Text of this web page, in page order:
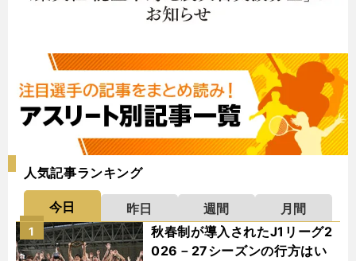
人気記事ランキング
今日 昨日 週間
月間
秋春制が導入されたJ1リーグ2
026－27シーズンの行方はい
1